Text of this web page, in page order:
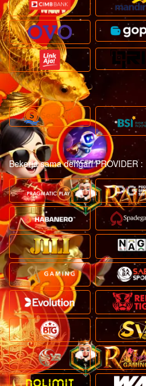
Bekerja sama dengan PROVIDER :